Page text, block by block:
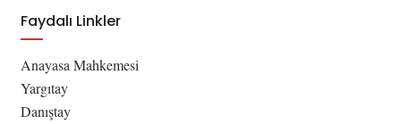
Faydalı Linkler
Anayasa Mahkemesi
Yargıtay
Danıştay